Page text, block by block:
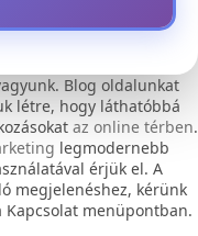
szervíz
+
scooter repair and
services. Expert
quality service for
and models.
marketing +
Blog oldalunkat
létre, hogy láthatóbbá
az online térben.
legmodernebb
érjük el. A
megjelenéshez, kérünk
menüpontban.